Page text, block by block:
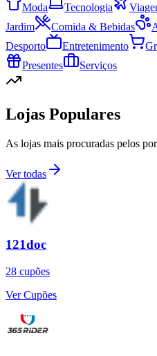
Moda Tecnologia
Jardim
Comida & Bebidas
Desporto
Entretenimento
Presentes
Serviços
Lojas Populares
As lojas mais procuradas pelos
Ver todas
121doc
28 cupões
Ver Cupões